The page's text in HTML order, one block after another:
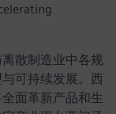
散制造业中各规
可持续发展。西
面革新产品和生